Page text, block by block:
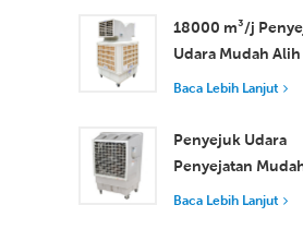
m3/j
18000 m³/j
Udara Mudah Alih
Industri dengan
Penyejukan Ruang
Besar
Baca Lebih Lanjut
Penyejuk Udara
Penyejatan
18000 m³/j
Baca Lebih Lanjut